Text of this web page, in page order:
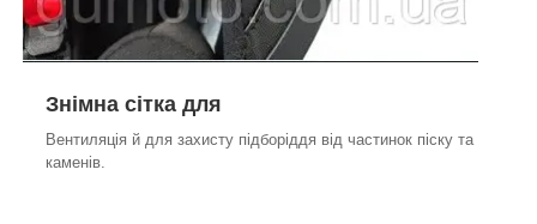
Знімна сітка для
Вентиляція й для захисту підборіддя від частинок піску та
каменів.